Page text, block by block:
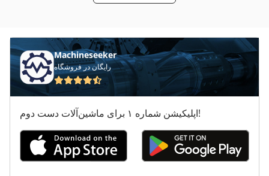
Machineseeker
رایگان در فروشگاه
اپلیکیشن شماره ۱ برای ماشین‌آلات دست دوم!